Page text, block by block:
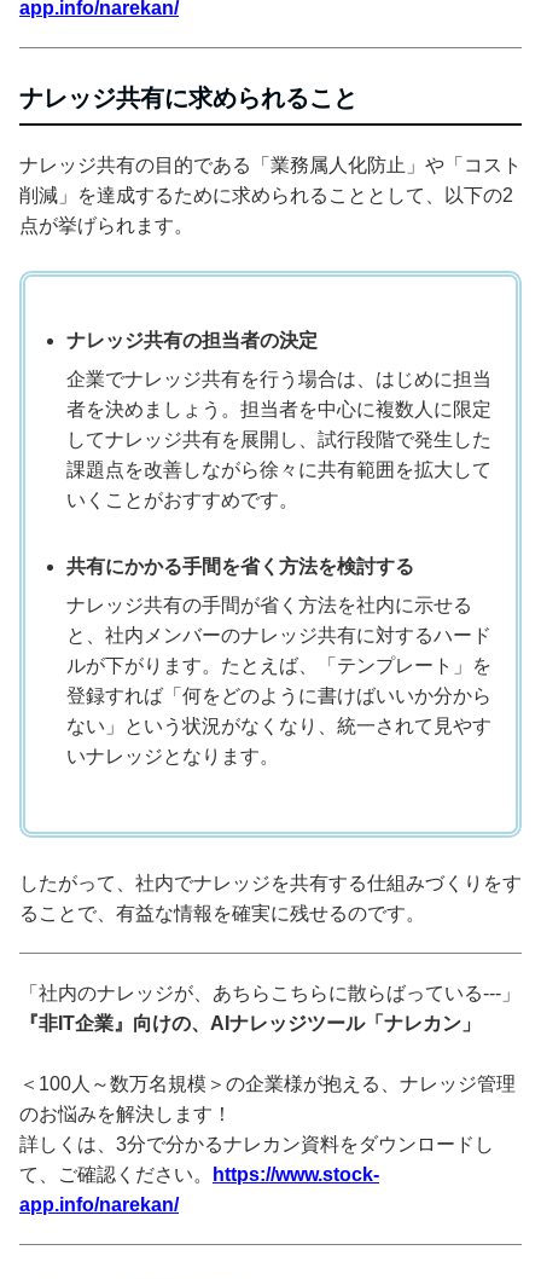
app.info/narekan/
ナレッジ共有に求められること
ナレッジ共有の目的である「業務属人化防止」や「コスト
削減」を達成するために求められることとして、以下の2
点が挙げられます。
ナレッジ共有の担当者の決定
企業でナレッジ共有を行う場合は、はじめに担当
者を決めましょう。担当者を中心に複数人に限定
してナレッジ共有を展開し、試行段階で発生した
課題点を改善しながら徐々に共有範囲を拡大して
いくことがおすすめです。
共有にかかる手間を省く方法を検討する
ナレッジ共有の手間が省く方法を社内に示せる
と、社内メンバーのナレッジ共有に対するハード
ルが下がります。たとえば、「テンプレート」を
登録すれば「何をどのように書けばいいか分から
ない」という状況がなくなり、統一されて見やす
いナレッジとなります。
したがって、社内でナレッジを共有する仕組みづくりをす
ることで、有益な情報を確実に残せるのです。
「社内のナレッジが、あちらこちらに散らばっている---」
『非IT企業』向けの、AIナレッジツール「ナレカン」
＜100人～数万名規模＞の企業様が抱える、ナレッジ管理
のお悩みを解決します！
詳しくは、3分で分かるナレカン資料をダウンロードし
て、ご確認ください。
https://www.stock-
app.info/narekan/